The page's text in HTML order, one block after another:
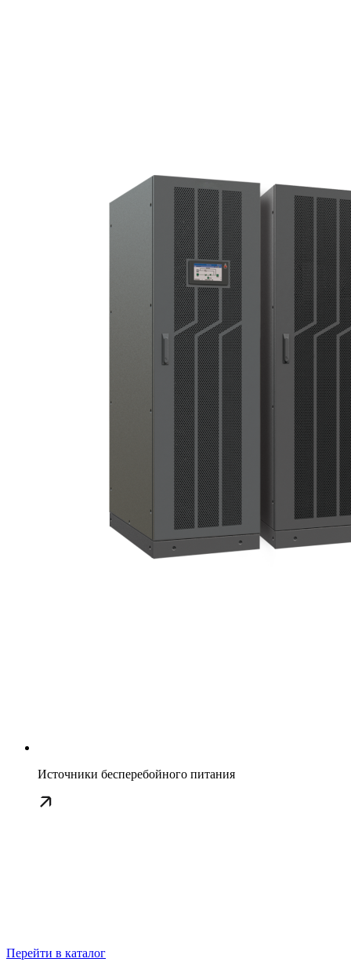
Источники бесперебойного питания
Перейти в каталог